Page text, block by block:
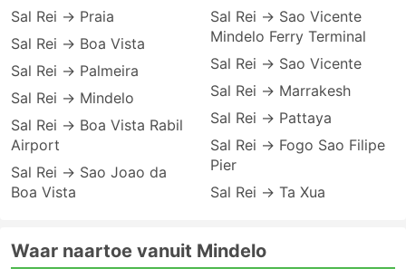
Sal Rei → Praia
Sal Rei → Boa Vista
Sal Rei → Palmeira
Sal Rei → Mindelo
Sal Rei → Boa Vista Rabil
Airport
Sal Rei → Sao Joao da
Boa Vista
Sal Rei → Sao Vicente
Mindelo Ferry Terminal
Sal Rei → Sao Vicente
Sal Rei → Marrakesh
Sal Rei → Pattaya
Sal Rei → Fogo Sao Filipe
Pier
Sal Rei → Ta Xua
Waar naartoe vanuit Mindelo